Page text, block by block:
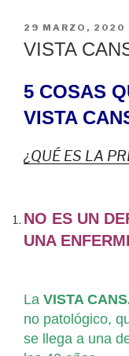
PUBLICADO
EN
29 MARZO, 2020
VISTA
5 COSAS
VISTA
¿QUÉ ES LA
NO ES UN
UNA
La VISTA
no patológico,
se llega a una